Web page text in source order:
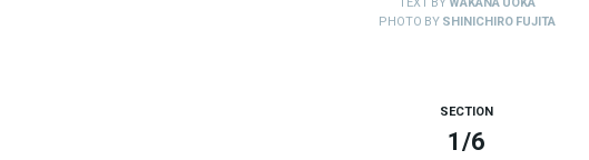
PHOTO BYSHINICHIRO FUJITA
SECTION
1/6